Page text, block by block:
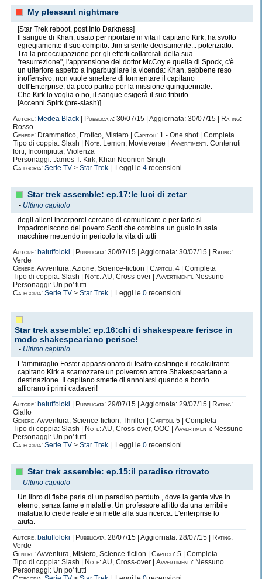
My pleasant nightmare
[Star Trek reboot, post Into Darkness]
Il sangue di Khan, usato per riportare in vita il capitano Kirk, ha svolto
egregiamente il suo compito: Jim si sente decisamente... potenziato.
Tra la preoccupazione per gli effetti collaterali della sua
"resurrezione", l'apprensione del dottor McCoy e quella di Spock, c'è
un ulteriore aspetto a ingarbugliare la vicenda: Khan, sebbene reso
inoffensivo, non vuole smettere di tormentare il capitano
dell'Enterprise, da poco partito per la missione quinquennale.
Che Kirk lo voglia o no, il sangue esigerà il suo tributo.
[Accenni Spirk (pre-slash)]
Autore: Medea Black Pubblicata: 30/07/15 | Aggiornata: 30/07/15 |
Rating:
Rosso
Genere: Drammatico, Erotico, Mistero | Capitoli: 1 - One shot | Completa
Tipo di coppia: Slash |
Note: Lemon, Movieverse | Avvertimenti: Contenuti
forti, Incompiuta, Violenza
Personaggi: James T. Kirk, Khan Noonien Singh
Categoria: Serie TV > Star Trek | Leggi le 4 recensioni
Star trek assemble: ep.17:le luci di zetar
- Ultimo capitolo
degli alieni incorporei cercano di comunicare e per farlo si
impadroniscono del povero Scott che combina un guaio in sala
macchine mettendo in pericolo la vita di tutti
Autore: batuffoloki Pubblicata: 30/07/15 | Aggiornata: 30/07/15 |
Rating:
Verde
Genere:Avventura, Azione, Science-fiction | Capitoli: 4 | Completa
Tipo di coppia: Slash |
Note:AU, Cross-over | Avvertimenti: Nessuno
Personaggi: Un po' tutti
Categoria: Serie TV > Star Trek | Leggi le 0 recensioni
Star trek assemble: ep.16:chi di shakespeare ferisce in
modo shakespeariano perisce!
- Ultimo capitolo
L'ammiraglio Foster appassionato di teatro costringe il recalcitrante
capitano Kirk a scarrozzare un polveroso attore Shakespeariano a
destinazione. Il capitano smette di annoiarsi quando a bordo
affiorano i primi cadaveri!
Autore: batuffoloki Pubblicata: 29/07/15 | Aggiornata: 29/07/15 |
Rating:
Giallo
Genere:Avventura, Science-fiction, Thriller | Capitoli: 5 | Completa
Tipo di coppia: Slash |
Note:AU, Cross-over, OOC | Avvertimenti: Nessuno
Personaggi: Un po' tutti
Categoria: Serie TV > Star Trek | Leggi le 0 recensioni
Star trek assemble: ep.15:il paradiso ritrovato
- Ultimo capitolo
Un libro di fiabe parla di un paradiso perduto , dove la gente vive in
eterno, senza fame e malattie. Un professore aflitto da una terribile
malattia lo crede reale e si mette alla sua ricerca. L'enterprise lo
aiuta.
Autore: batuffoloki Pubblicata: 28/07/15 | Aggiornata: 28/07/15 |
Rating:
Verde
Genere:Avventura, Mistero, Science-fiction | Capitoli: 5 | Completa
Tipo di coppia: Slash |
Note:AU, Cross-over | Avvertimenti: Nessuno
Personaggi: Un po' tutti